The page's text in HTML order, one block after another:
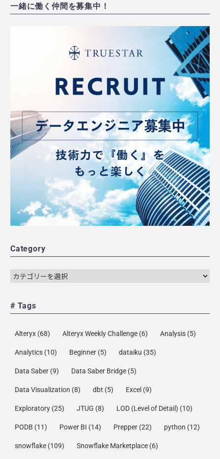
一緒に働く仲間を募集中！
Category
# Tags
Alteryx (68) Alteryx Weekly Challenge (6) Analysis (5)
Analytics (10) Beginner (5) dataiku (35)
Data Saber (9) Data Saber Bridge (5)
Data Visualization (8) dbt (5) Excel (9)
Exploratory (25) JTUG (8) LOD (Level of Detail) (10)
PODB (11) Power BI (14) Prepper (22) python (12)
snowflake (109) Snowflake Marketplace (6)